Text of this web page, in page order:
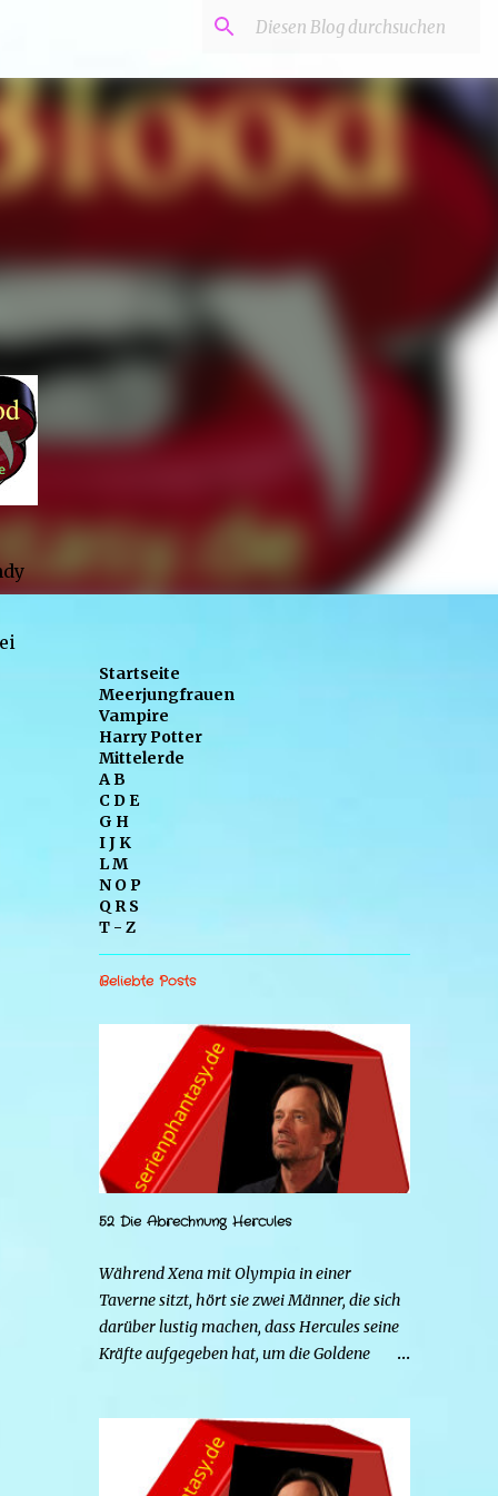
Startseite
Meerjungfrauen
Vampire
Harry Potter
Mittelerde
A B
C D E
G H
I J K
L M
N O P
Q R S
T - Z
Beliebte Posts
52 Die Abrechnung Hercules
Während Xena mit Olympia in einer
Taverne sitzt, hört sie zwei Männer, die sich
darüber lustig machen, dass Hercules seine
Kräfte aufgegeben hat, um die Goldene
Grund zu gehen. Tatsächlich handelt es sich
bei den beiden Männern um Mars und Strife.
Serena ist glücklich mit ihrem neuen Leben